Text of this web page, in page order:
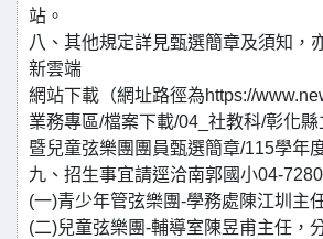
站。
八、其他規定詳見甄選簡章及須知，
新雲端
網站下載（網址路徑為https://
業務專區/檔案下載/04_社教科/彰化
暨兒童弦樂團團員甄選簡章/115學年
九、招生事宜請逕洽南郭國小04-
(一)青少年管弦樂團-學務處陳江圳主
(二)兒童弦樂團-輔導室陳昱甫主任，